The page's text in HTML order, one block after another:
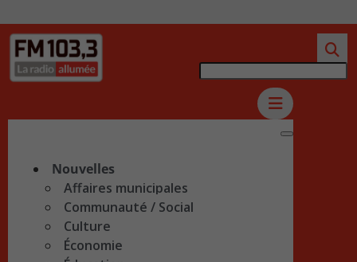
Nouvelles
Affaires municipales
Communauté / Social
Culture
Économie